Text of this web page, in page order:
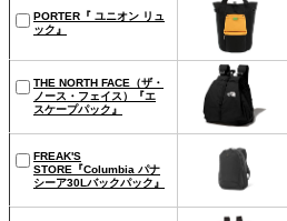
PORTER『 ユニオン リュ
ック』
THE NORTH FACE（ザ・
ノース・フェイス）『エ
スケープパック』
FREAK'S
STORE『Columbia パナ
シーア30Lバックパック』